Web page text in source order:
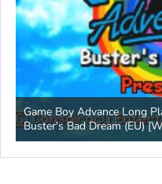
Game Boy Advance Long
Buster's Bad Dream (EU)